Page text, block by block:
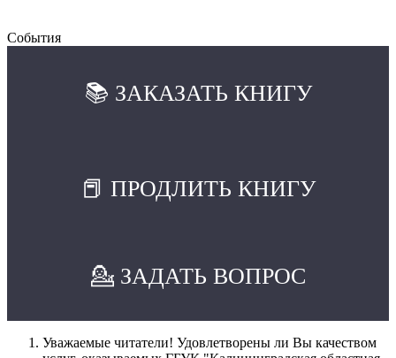
События
📚 ЗАКАЗАТЬ КНИГУ
📕 ПРОДЛИТЬ КНИГУ
💁 ЗАДАТЬ ВОПРОС
Уважаемые читатели! Удовлетворены ли Вы качеством